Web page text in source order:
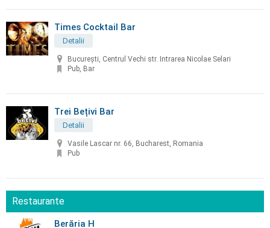
Times Cocktail Bar
Detalii
București, Centrul Vechi str. Intrarea Nicolae Selari
Pub, Bar
Trei Bețivi Bar
Detalii
Vasile Lascar nr. 66, Bucharest, Romania
Pub
Restaurante
Berăria H